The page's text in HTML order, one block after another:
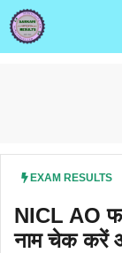
Skip
to
content
EXAM RESULTS
NICL AO
नाम चेक करें